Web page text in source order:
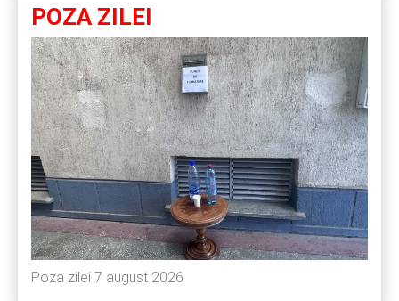
POZA ZILEI
Poza zilei 7 august 2026